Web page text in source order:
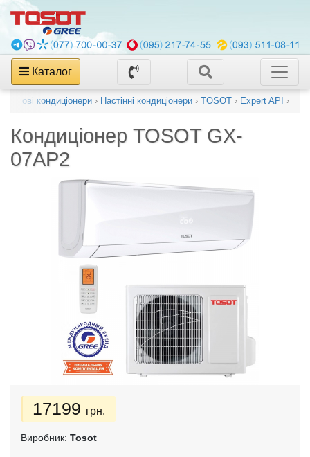
Каталог
кондиціонери › Настінні кондиціонери › TOSOT › Expert API ›
Кондиціонер TOSOT GX-
07AP2
17199 грн.
Виробник: Tosot